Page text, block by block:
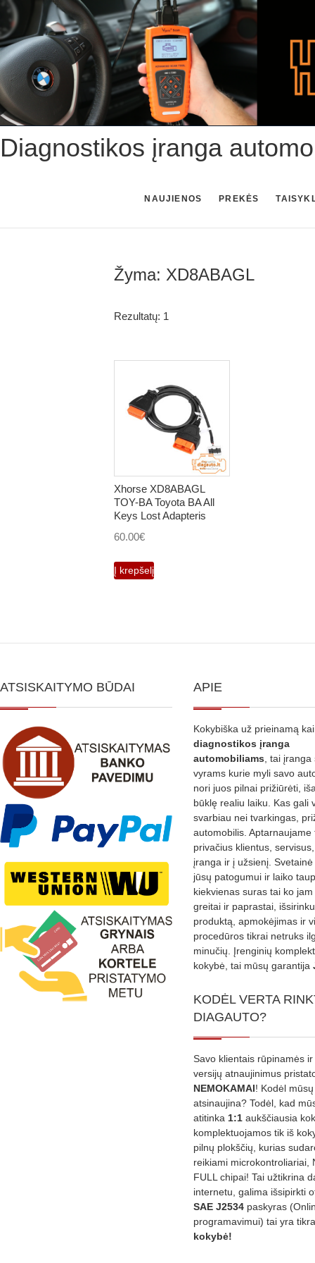
Skip
to
content
Diagnostikos įranga
NAUJIENOS PREKĖS
Žyma: XD8ABAGL
Rezultatų: 1
Xhorse XD8ABAGL
TOY-BA Toyota BA All
Keys Lost Adapteris
60.00€
Į krepšelį
ATSISKAITYMO BŪDAI APIE
Kokybiška už prieinamą
diagnostikos įranga
automobiliams , tai
vyrams kurie myli savo
nori juos pilnai prižiūrėti,
būklę realiu laiku. Kas gali
svarbiau nei tvarkingas,
automobilis. Aptarnaujame
privačius klientus,
įranga ir į užsienį.
jūsų patogumui ir laiko
kiekvienas suras tai ko
greitai ir paprastai,
produktą, apmokėjimas ir
procedūros tikrai netruks
minučių. Įrenginių
kokybė, tai mūsų garantija
KODĖL VERTA
DIAGAUTO?
Savo klientais rūpinamės
versijų atnaujinimus
NEMOKAMAI! Kodėl
atsinaujina? Todėl, kad
atitinka 1:1 aukščiausia
komplektuojamos tik iš
pilnų plokščių, kurias
reikiami microkontroliariai,
FULL chipai! Tai užtikrina
internetu, galima išsipirkti
SAE J2534 paskyras
programavimui) tai yra
kokybė!